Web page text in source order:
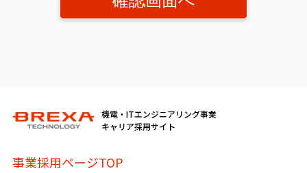
（開示対象個人情報の「利用目的の通知」「開示」「訂正、
必要に応じて窓口までご連絡ください。
《個人情報相談窓口》
機電・ITエンジニアリング事業
キャリア採用サイト
事業採用ページTOP